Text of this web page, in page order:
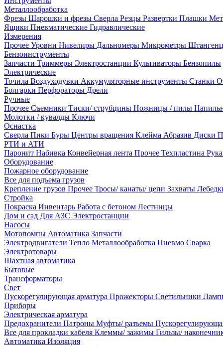
Металлообработка
Фрезы Шарошки и фрезы Сверла Резцы Развертки Плашки
Ящики Пневматические Гидравлические
Измерения
Прочее Уровни Нивелиры Дальномеры Микрометры
Бензоинструменты
Запчасти Триммеры Электростанции Культиваторы Бензопилы
Электрические
Точила Воздуходувки Аккумуляторные инструменты Станки
Болгарки Перфораторы Дрели
Ручные
Прочее Съемники Тиски/ струбцины Ножницы / пилы
Молотки / кувалды Ключи
Оснастка
Сверла Пики Буры Центры вращения Клейма Абразив Диски
РТИ и АТИ
Паронит Набивка Конвейерная лента Прочее Техпластина
Оборудование
Пожарное оборудование
Все для подъема грузов
Крепление грузов Прочее Тросы/ канаты/ цепи Захваты
Стройка
Покраска Инвентарь Работа с бетоном Лестницы
Дом и сад Для АЗС Электростанции
Насосы
Мотопомпы Автоматика Запчасти
Электродвигатели Тепло Металлообработка Пневмо Сварка
Электротовары
Шахтная автоматика
Бытовые
Трансформаторы
Свет
Пускорегулирующая арматура Прожекторы Светильники
Приборы
Электрическая арматура
Предохранители Патроны Муфты/ разъемы
Все для прокладки кабеля Клеммы/ зажимы Гильзы/
Автоматика Изоляция